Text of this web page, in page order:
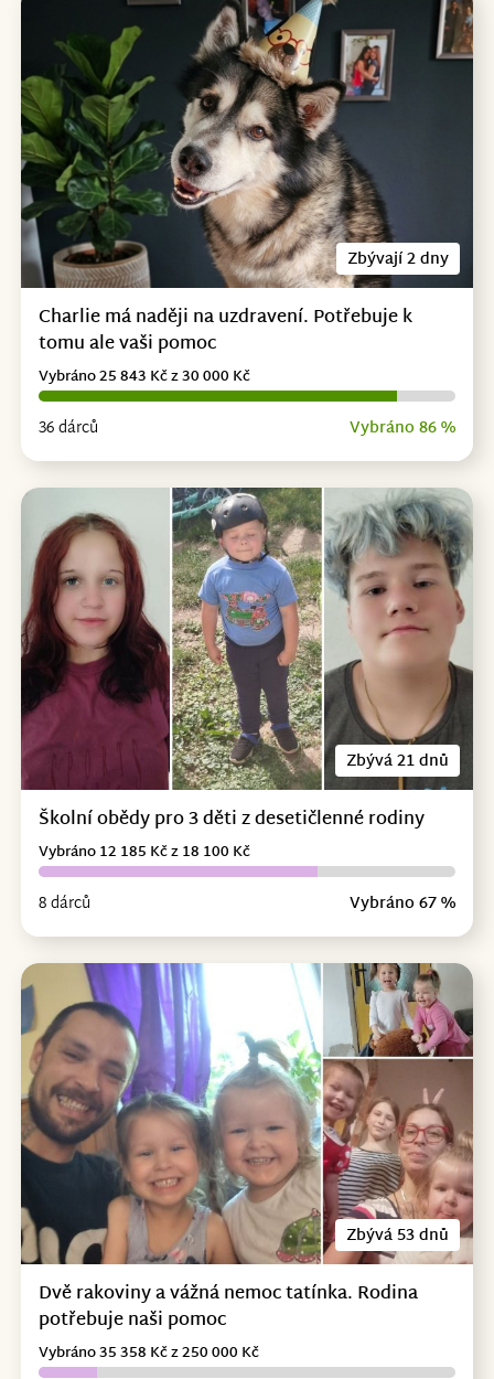
Zbývají 2 dny
Charlie má naději na uzdravení. Potřebuje k
tomu ale vaši pomoc
36 dárců Vybráno 86 %
Vybráno 25 843 Kč z 30 000 Kč
Zbývá 21 dnů
Školní obědy pro 3 děti z desetičlenné rodiny
8 dárců Vybráno 67 %
Vybráno 12 185 Kč z 18 100 Kč
Zbývá 53 dnů
Dvě rakoviny a vážná nemoc tatínka. Rodina
potřebuje naši pomoc
Vybráno 35 358 Kč z 250 000 Kč